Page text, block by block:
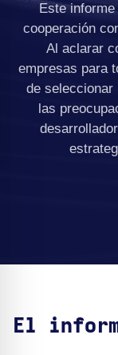
Este
cooperación
Al aclarar
empresas para
de seleccionar
las
El